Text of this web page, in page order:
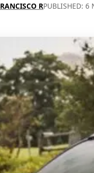
RPUBLISHED: 6